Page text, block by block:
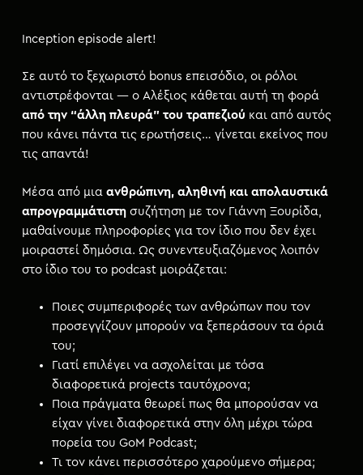
Inception episode alert!
Σε αυτό το ξεχωριστό bonus επεισόδιο, οι ρόλοι
αντιστρέφονται — ο Αλέξιος κάθεται αυτή τη φορά
από την “άλλη πλευρά” του τραπεζιού και από αυτός
που κάνει πάντα τις ερωτήσεις… γίνεται εκείνος που
τις απαντά!
Μέσα από μια ανθρώπινη, αληθινή και απολαυστικά
απρογραμμάτιστη συζήτηση με τον Γιάννη Ξουρίδα,
μαθαίνουμε πληροφορίες για τον ίδιο που δεν έχει
μοιραστεί δημόσια. Ως συνεντευξιαζόμενος λοιπόν
στο ίδιο του το podcast μοιράζεται:
Ποιες συμπεριφορές των ανθρώπων που τον
προσεγγίζουν μπορούν να ξεπεράσουν τα όριά
του;
Γιατί επιλέγει να ασχολείται με τόσα
διαφορετικά projects ταυτόχρονα;
Ποια πράγματα θεωρεί πως θα μπορούσαν να
είχαν γίνει διαφορετικά στην όλη μέχρι τώρα
πορεία του GoM Podcast;
Τι τον κάνει περισσότερο χαρούμενο σήμερα;